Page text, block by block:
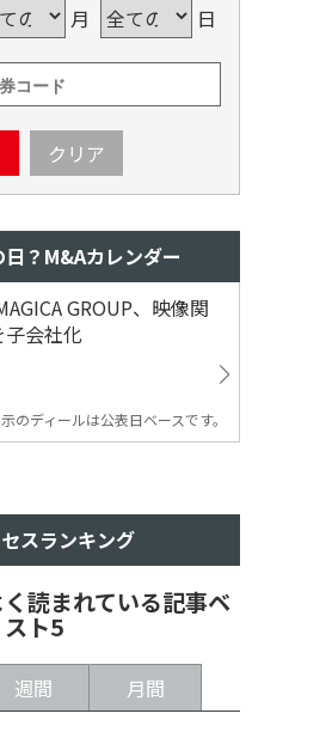
月 日
クリア
？M&Aカレンダー
GROUP、映像関
会社化
のディールは公表日ベースです。
スランキング
く読まれている記事ベ
スト5
週間 月間